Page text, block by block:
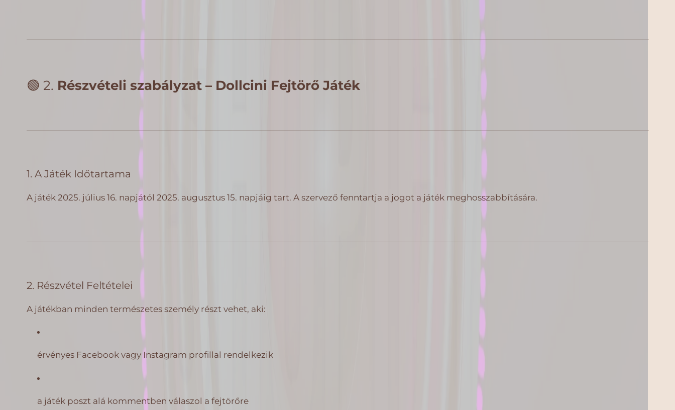
🟢 2. Részvételi szabályzat – Dollcini Fejtörő Játék
1. A Játék Időtartama
A játék 2025. július 16. napjától 2025. augusztus 15. napjáig tart. A szervező fenntartja a jogot a játék meghosszabbítására.
2. Részvétel Feltételei
A játékban minden természetes személy részt vehet, aki:
érvényes Facebook vagy Instagram profillal rendelkezik
a játék poszt alá kommentben válaszol a fejtörőre